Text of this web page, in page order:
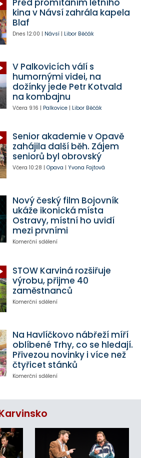
Před promítáním letního
kina v Návsí zahrála kapela
Blaf
Dnes 12:00 | Návsí| Libor Běčák
V Palkovicích válí s
humornými videi, na
dožínky jede Petr Kotvald
na kombajnu
Včera 9:16 | Palkovice| Libor Běčák
Senior akademie v Opavě
zahájila další běh. Zájem
seniorů byl obrovský
Včera 10:28 | Opava | Yvona Fajtová
Nový český film Bojovník
ukáže ikonická místa
Ostravy, místní ho uvidí
mezi prvními
Komerční sdělení
STOW Karviná rozšiřuje
výrobu, přijme 40
zaměstnanců
Komerční sdělení
Na Havlíčkovo nábřeží míří
oblíbené Trhy, co se hledají.
Přivezou novinky i více než
čtyřicet stánků
Komerční sdělení